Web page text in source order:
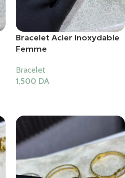
Bracelet Acier inoxydable
Femme
Bracelet
1,500 DA